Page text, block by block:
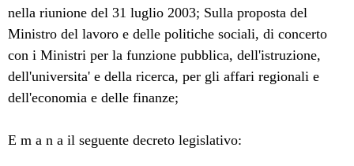
nella riunione del 31 luglio 2003; Sulla proposta del
Ministro del lavoro e delle politiche sociali, di concerto
con i Ministri per la funzione pubblica, dell'istruzione,
dell'universita' e della ricerca, per gli affari regionali e
dell'economia e delle finanze;
E m a n a il seguente decreto legislativo: